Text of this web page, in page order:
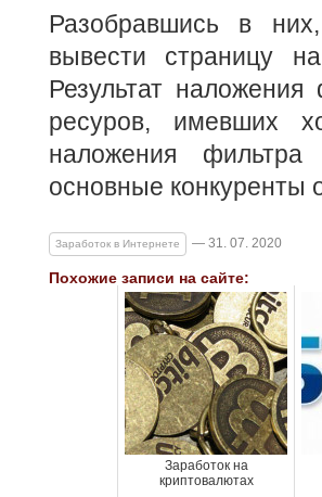
Разобравшись в
вывести страницу
Результат
ресуров, имевших
наложения
основные конкуренты
Заработок в Интернете — 31. 07. 2020
Похожие записи на сайте:
Заработок на
криптовалютах